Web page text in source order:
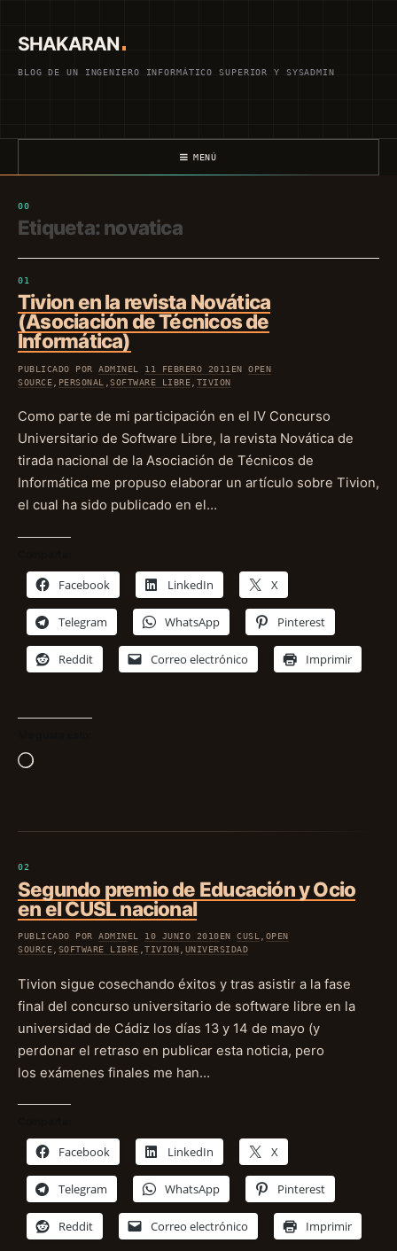
contenido
SHAKARAN
BLOG DE UN INGENIERO INFORMÁTICO SUPERIOR Y SYSADMIN
MENÚ
Etiqueta: novatica
Tivion en la revista Novática
(Asociación de Técnicos de
Informática)
PUBLICADO PORADMINEL 11 FEBRERO 2011 ENOPEN
SOURCE
PERSONAL ,SOFTWARE LIBRE TIVION
Como parte de mi participación en el IV Concurso
Universitario de Software Libre, la revista Novática de
tirada nacional de la Asociación de Técnicos de
Informática me propuso elaborar un artículo sobre Tivion,
el cual ha sido publicado en el…
Facebook LinkedIn X
Telegram WhatsApp Pinterest
Reddit Correo electrónico Imprimir
Cargando...
Segundo premio de Educación y Ocio
en el CUSL nacional
PUBLICADO PORADMIN EL 10 JUNIO 2010 ENCUSL, OPEN
SOURCE, SOFTWARE LIBRE ,TIVION , UNIVERSIDAD
Tivion sigue cosechando éxitos y tras asistir a la fase
final del concurso universitario de software libre en la
universidad de Cádiz los días 13 y 14 de mayo (y
perdonar el retraso en publicar esta noticia, pero
los exámenes finales me han…
Facebook LinkedIn X
Telegram WhatsApp Pinterest
Reddit Correo electrónico Imprimir